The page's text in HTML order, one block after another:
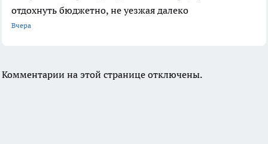
отдохнуть бюджетно, не уезжая далеко
Вчера
Комментарии на этой странице отключены.